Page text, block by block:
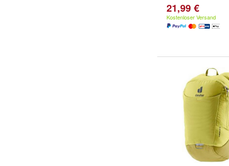
21,99 €
Kostenloser Versand